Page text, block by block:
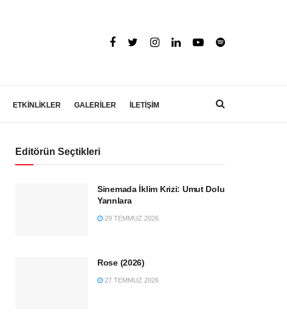
ETKİNLİKLER GALERİLER İLETİŞİM
Editörün Seçtikleri
Sinemada İklim Krizi: Umut Dolu
Yarınlara
29 TEMMUZ 2026
Rose (2026)
27 TEMMUZ 2026